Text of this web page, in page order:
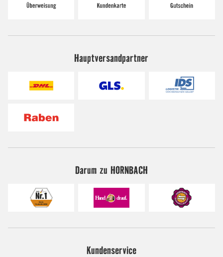
Hauptversandpartner
Darum zu HORNBACH
Kundenservice